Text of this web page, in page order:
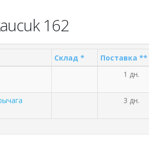
162
Склад * Поставка **
1 дн.
3 дн.